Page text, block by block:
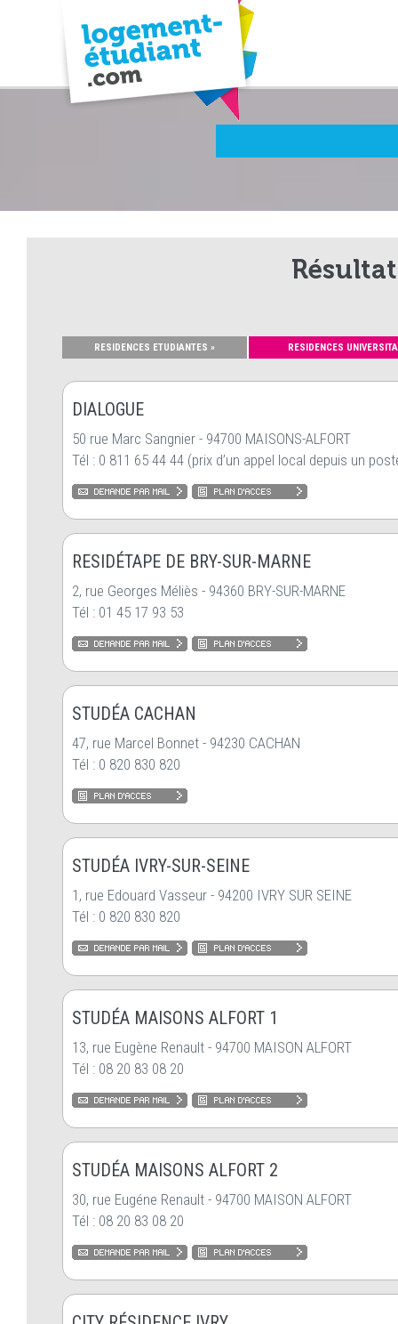
RESIDENCES ETUDIANTES » RESIDENCES
DIALOGUE
50 rue Marc Sangnier - 94700 MAISONS-ALFORT
Tél : 0 811 65 44 44 (prix d’un appel local depuis un
RESIDÉTAPE DE BRY-SUR-MARNE
2, rue Georges Méliès - 94360 BRY-SUR-MARNE
Tél : 01 45 17 93 53
STUDÉA CACHAN
47, rue Marcel Bonnet - 94230 CACHAN
Tél : 0 820 830 820
STUDÉA IVRY-SUR-SEINE
1, rue Edouard Vasseur - 94200 IVRY SUR SEINE
Tél : 0 820 830 820
STUDÉA MAISONS ALFORT 1
13, rue Eugène Renault - 94700 MAISON ALFORT
Tél : 08 20 83 08 20
STUDÉA MAISONS ALFORT 2
30, rue Eugéne Renault - 94700 MAISON ALFORT
Tél : 08 20 83 08 20